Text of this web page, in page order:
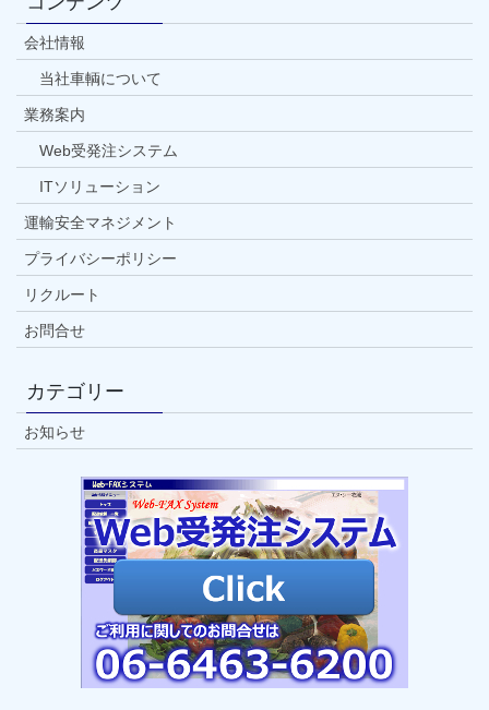
会社情報
当社車輌について
業務案内
Web受発注システム
ITソリューション
運輸安全マネジメント
プライバシーポリシー
リクルート
お問合せ
カテゴリー
お知らせ